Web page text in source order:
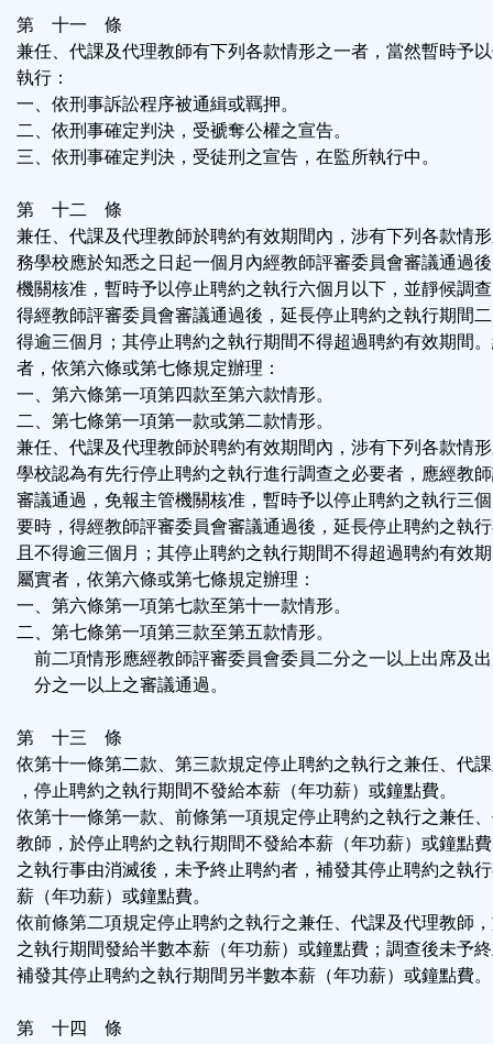
第 十一 條
兼任、代課及代理教師有下列各款情形之一者，當然暫時予
執行：
一、依刑事訴訟程序被通緝或羈押。
二、依刑事確定判決，受褫奪公權之宣告。
三、依刑事確定判決，受徒刑之宣告，在監所執行中。
第 十二 條
兼任、代課及代理教師於聘約有效期間內，涉有下列各款情
務學校應於知悉之日起一個月內經教師評審委員會審議通過
機關核准，暫時予以停止聘約之執行六個月以下，並靜候調
得經教師評審委員會審議通過後，延長停止聘約之執行期間
得逾三個月；其停止聘約之執行期間不得超過聘約有效期間
者，依第六條或第七條規定辦理：
一、第六條第一項第四款至第六款情形。
二、第七條第一項第一款或第二款情形。
兼任、代課及代理教師於聘約有效期間內，涉有下列各款情
學校認為有先行停止聘約之執行進行調查之必要者，應經教
審議通過，免報主管機關核准，暫時予以停止聘約之執行三
要時，得經教師評審委員會審議通過後，延長停止聘約之執
且不得逾三個月；其停止聘約之執行期間不得超過聘約有效
屬實者，依第六條或第七條規定辦理：
一、第六條第一項第七款至第十一款情形。
二、第七條第一項第三款至第五款情形。
前二項情形應經教師評審委員會委員二分之一以上出席及
分之一以上之審議通過。
第 十三 條
依第十一條第二款、第三款規定停止聘約之執行之兼任、代
，停止聘約之執行期間不發給本薪（年功薪）或鐘點費。
依第十一條第一款、前條第一項規定停止聘約之執行之兼任
教師，於停止聘約之執行期間不發給本薪（年功薪）或鐘點
之執行事由消滅後，未予終止聘約者，補發其停止聘約之執
薪（年功薪）或鐘點費。
依前條第二項規定停止聘約之執行之兼任、代課及代理教師
之執行期間發給半數本薪（年功薪）或鐘點費；調查後未予
補發其停止聘約之執行期間另半數本薪（年功薪）或鐘點費。
第 十四 條